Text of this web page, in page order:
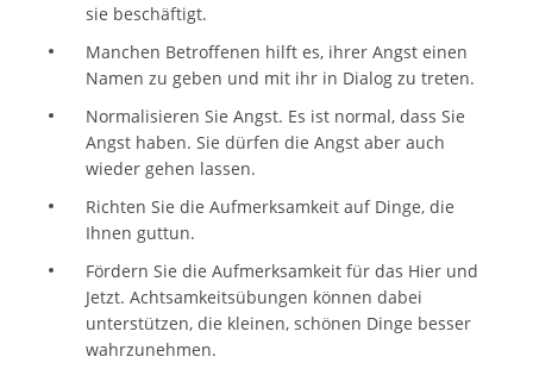
sie beschäftigt.
Manchen Betroffenen hilft es, ihrer Angst einen
Namen zu geben und mit ihr in Dialog zu treten.
Normalisieren Sie Angst. Es ist normal, dass Sie
Angst haben. Sie dürfen die Angst aber auch
wieder gehen lassen.
Richten Sie die Aufmerksamkeit auf Dinge, die
Ihnen guttun.
Fördern Sie die Aufmerksamkeit für das Hier und
Jetzt. Achtsamkeitsübungen können dabei
unterstützen, die kleinen, schönen Dinge besser
wahrzunehmen.